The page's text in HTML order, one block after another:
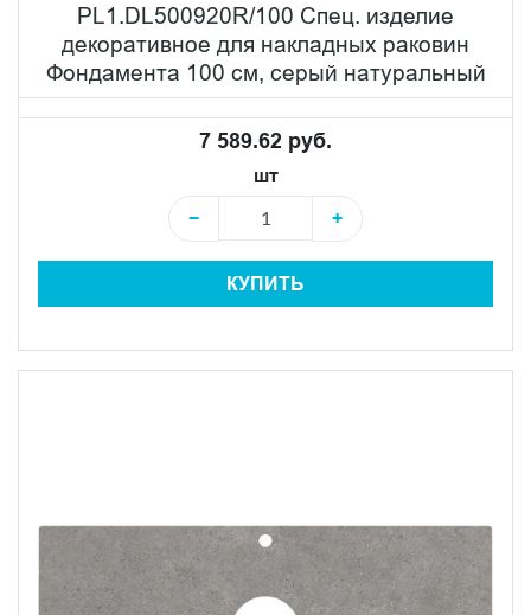
PL1.DL500920R/100 Спец. изделие
декоративное для накладных раковин
Фондамента 100 см, серый натуральный
7 589.62 руб.
шт
−
+
КУПИТЬ